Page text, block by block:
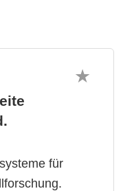
für